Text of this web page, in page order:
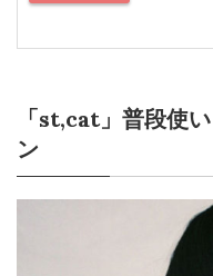
「st,cat」普段使
ン